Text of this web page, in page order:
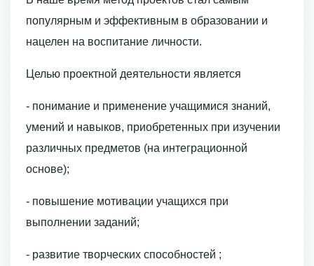
популярным и эффективным в образовании и
нацелен на воспитание личности.
Целью проектной деятельности является
- понимание и применение учащимися знаний,
умений и навыков, приобретенных при изучении
различных предметов (на интеграционной
основе);
- повышение мотивации учащихся при
выполнении заданий;
- развитие творческих способностей ;